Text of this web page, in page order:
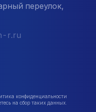
переулок,
r.ru
конфиденциальности
на сбор таких данных.